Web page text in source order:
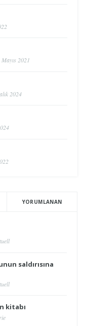
2021
2024
YORUMLANAN
saldırısına
kitabı